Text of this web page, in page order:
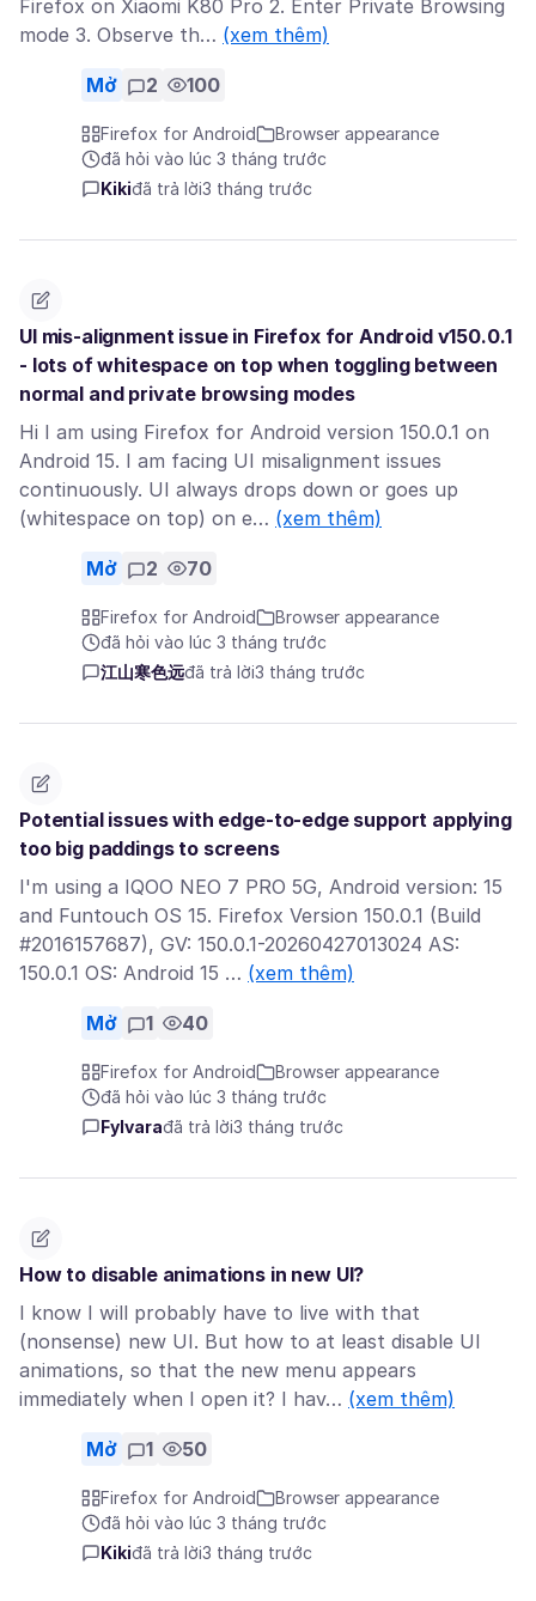
Firefox on Xiaomi K80 Pro 2. Enter Private Browsing
mode 3. Observe th… (xem thêm)
Mở 2 100
Firefox for Android
Browser appearance
đã hỏi vào lúc 3 tháng trước
Kikiđã trả lời3 tháng trước
UI mis-alignment issue in Firefox for Android v150.0.1
- lots of whitespace on top when toggling between
normal and private browsing modes
Hi I am using Firefox for Android version 150.0.1 on
Android 15. I am facing UI misalignment issues
continuously. UI always drops down or goes up
(whitespace on top) on e… (xem thêm)
Mở 2 70
Firefox for Android
Browser appearance
đã hỏi vào lúc 3 tháng trước
江山寒色远đã trả lời3 tháng trước
Potential issues with edge-to-edge support applying
too big paddings to screens
I'm using a IQOO NEO 7 PRO 5G, Android version: 15
and Funtouch OS 15. Firefox Version 150.0.1 (Build
#2016157687), GV: 150.0.1-20260427013024 AS:
150.0.1 OS: Android 15 … (xem thêm)
Mở 1 40
Firefox for Android
Browser appearance
đã hỏi vào lúc 3 tháng trước
Fylvarađã trả lời3 tháng trước
How to disable animations in new UI?
I know I will probably have to live with that
(nonsense) new UI. But how to at least disable UI
animations, so that the new menu appears
immediately when I open it? I hav… (xem thêm)
Mở 1 50
Firefox for Android
Browser appearance
đã hỏi vào lúc 3 tháng trước
Kikiđã trả lời3 tháng trước